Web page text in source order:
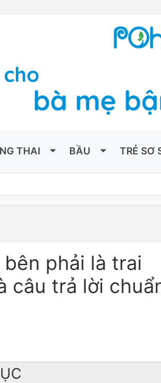
THAI BẦU TRẺ SƠ
phải là trai
câu trả lời